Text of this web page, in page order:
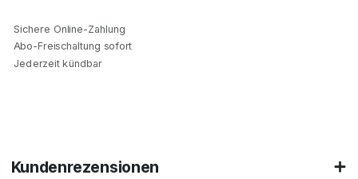
Sichere Online-Zahlung
Abo-Freischaltung sofort
Jederzeit kündbar
Kundenrezensionen